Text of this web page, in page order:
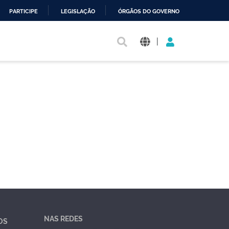
PARTICIPE LEGISLAÇÃO ÓRGÃOS DO GOVERNO
|
NAS REDES